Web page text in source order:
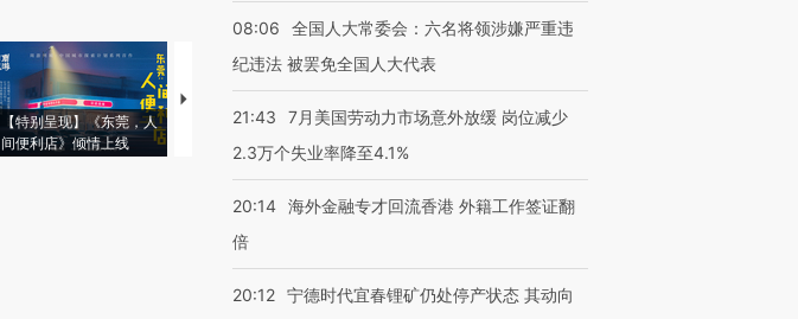
【特别呈现】《东莞，人
间便利店》倾情上线
【推广】走进第四届链博
会，让数智科技“链”接产
【特别呈现】寻找100种
有意思的生活方式·第三对
CFO：不靠规模取胜，华
08:06
全国人大常委会：六名将领涉嫌严重违
纪违法 被罢免全国人大代表
21:43
7月美国劳动力市场意外放缓 岗位减少
2.3万个失业率降至4.1%
20:14 海外金融专才回流香港 外籍工作签证翻
倍
20:12 宁德时代宜春锂矿仍处停产状态 其动向